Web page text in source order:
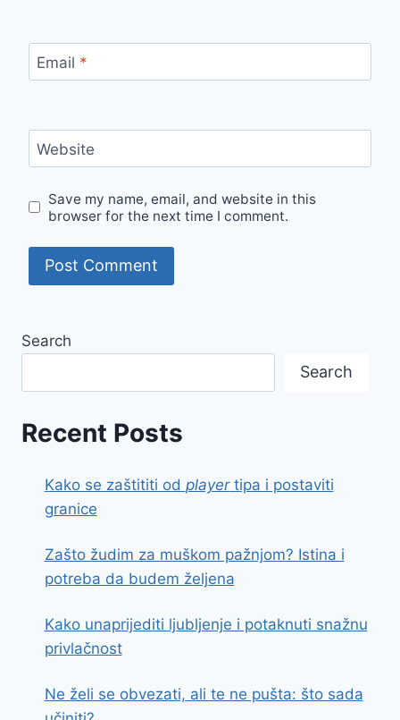
Email *
Website
Save my name, email, and website in this
browser for the next time I comment.
Search
Search
Recent Posts
Kako se zaštititi od playertipa i postaviti
granice
Zašto žudim za muškom pažnjom? Istina i
potreba da budem željena
Kako unaprijediti ljubljenje i potaknuti snažnu
privlačnost
Ne želi se obvezati, ali te ne pušta: što sada